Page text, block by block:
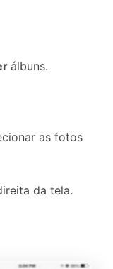
álbuns.
as fotos
da tela.